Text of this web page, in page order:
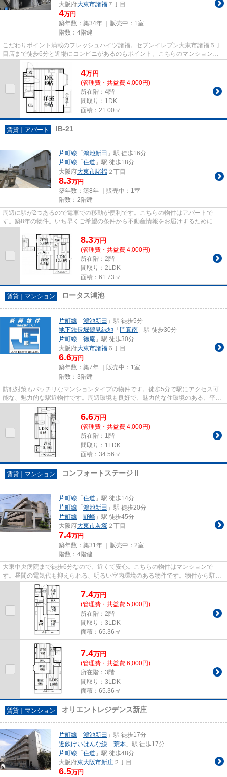
大阪府大東市諸福 ７丁目
4万円
築年数：築34年 ｜販売中： 1室
階数：4階建
こだわりポイント満載のフレッシュハイツ諸福。セブンイレブン大東市諸福５丁
目店まで徒歩6分と近場にコンビニがあるのもポイント。こちらのマンションは
自走式駐車場がご利用いただけ...
4万円
(管理費・共益費 4,000円)
所在階：4階
間取り：1DK
面積：21.00㎡
賃貸｜アパート IB-21
片町線 「 鴻池新田 」駅 徒歩16分
片町線 「 住道 」駅 徒歩18分
大阪府大東市諸福 ２丁目
8.3万円
築年数：築8年 ｜販売中： 1室
階数：2階建
周辺に駅が2つあるので電車での移動が便利です。こちらの物件はアパートで
す。築8年の物件。いち早くご希望の条件から不動産情報をお届けするために、
8.3万円
(管理費・共益費 4,000円)
所在階：2階
間取り：2LDK
面積：61.73㎡
賃貸｜マンション ロータス鴻池
片町線 「 鴻池新田 」駅 徒歩5分
地下鉄長堀鶴見緑地 「 門真南 」駅 徒歩30分
片町線 「 徳庵 」駅 徒歩30分
大阪府大東市諸福 ６丁目
6.6万円
築年数：築7年 ｜販売中： 1室
階数：3階建
防犯対策もバッチリなマンションタイプの物件です。徒歩5分で駅にアクセス可
能な、魅力的な駅近物件です。周辺環境も良好で、魅力的な住環境のある、平成
31年築の物件です。しっかりと...
6.6万円
(管理費・共益費 4,000円)
所在階：1階
間取り：1LDK
面積：34.56㎡
賃貸｜マンション コンフォートステージⅡ
片町線 「 住道 」駅 徒歩14分
片町線 「 鴻池新田 」駅 徒歩20分
片町線 「 野崎 」駅 徒歩45分
大阪府大東市灰塚 ２丁目
7.4万円
築年数：築31年 ｜販売中： 2室
階数：4階建
大東中央病院まで徒歩6分なので、近くて安心。こちらの物件はマンションで
す。昼間の電気代も抑えられる、明るい室内環境のある物件です。物件から駐車
場までの距離は300mです。住都エ...
7.4万円
(管理費・共益費 5,000円)
所在階：2階
間取り：3LDK
面積：65.36㎡
7.4万円
(管理費・共益費 6,000円)
所在階：3階
間取り：3LDK
面積：65.36㎡
賃貸｜マンション オリエントレジデンス新庄
片町線 「 鴻池新田 」駅 徒歩17分
近鉄けいはんな線 「 荒本 」駅 徒歩17分
片町線 「 住道 」駅 徒歩48分
大阪府東大阪市新庄 ２丁目
6.5万円